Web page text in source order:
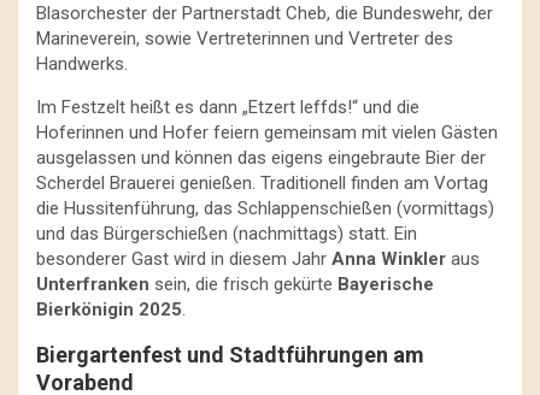
Blasorchester der Partnerstadt Cheb, die Bundeswehr, der
Marineverein, sowie Vertreterinnen und Vertreter des
Handwerks.
Im Festzelt heißt es dann „Etzert leffds!“ und die
Hoferinnen und Hofer feiern gemeinsam mit vielen Gästen
ausgelassen und können das eigens eingebraute Bier der
Scherdel Brauerei genießen. Traditionell finden am Vortag
die Hussitenführung, das Schlappenschießen (vormittags)
und das Bürgerschießen (nachmittags) statt. Ein
besonderer Gast wird in diesem Jahr Anna Winkler aus
Unterfranken sein, die frisch gekürte Bayerische
Bierkönigin 2025.
Biergartenfest und Stadtführungen am
Vorabend